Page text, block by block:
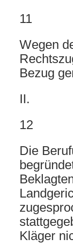
11
Wegen
Bezug
II.
12
Die
Kläger